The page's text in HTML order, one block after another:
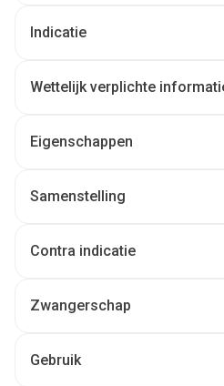
Indicatie
Wettelijk verplichte
Eigenschappen
Samenstelling
Contra indicatie
Zwangerschap
Gebruik